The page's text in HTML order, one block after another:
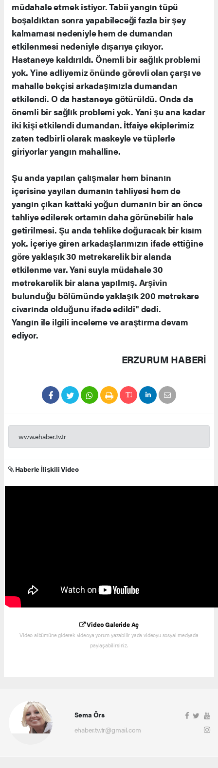
müdahale etmek istiyor. Tabii yangın tüpü
boşaldıktan sonra yapabileceği fazla bir şey
kalmaması nedeniyle hem de dumandan
etkilenmesi nedeniyle dışarıya çıkıyor.
Hastaneye kaldırıldı. Önemli bir sağlık problemi
yok. Yine adliyemiz önünde görevli olan çarşı ve
mahalle bekçisi arkadaşımızla dumandan
etkilendi. O da hastaneye götürüldü. Onda da
önemli bir sağlık problemi yok. Yani şu ana kadar
iki kişi etkilendi dumandan. İtfaiye ekiplerimiz
zaten tedbirli olarak maskeyle ve tüplerle
giriyorlar yangın mahalline.
Şu anda yapılan çalışmalar hem binanın
içerisine yayılan dumanın tahliyesi hem de
yangın çıkan kattaki yoğun dumanın bir an önce
tahliye edilerek ortamın daha görünebilir hale
getirilmesi. Şu anda tehlike doğuracak bir kısım
yok. İçeriye giren arkadaşlarımızın ifade ettiğine
göre yaklaşık 30 metrekarelik bir alanda
etkilenme var. Yani suyla müdahale 30
metrekarelik bir alana yapılmış. Arşivin
bulunduğu bölümünde yaklaşık 200 metrekare
civarında olduğunu ifade edildi" dedi.
Yangın ile ilgili inceleme ve araştırma devam
ediyor.
ERZURUM HABERİ
www.ehaber.tv.tr
Haberle İlişkili Video
Video Galeride Aç
Video albümüne giderek videoya yorum yazabilir yada videoyu sosyal medyada
paylaşabilirsiniz.
Sema Örs
ehaber.tv.tr@gmail.com